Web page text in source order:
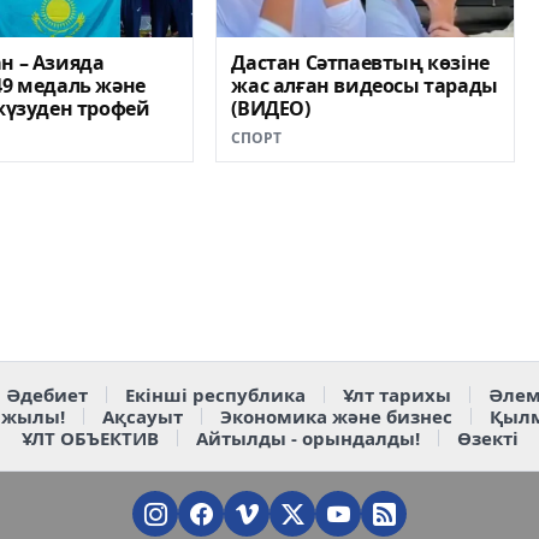
– Азияда
медаль жəне
трофей
Дастан Сәтпаевтың көзіне
жас алған видеосы тарады
(ВИДЕО)
СПОРТ
Әдебиет Екінші республика Ұлт тарихы
Ақсауыт Экономика және бизнес
ҰЛТ ОБЪЕКТИВ
Айтылды - орындалды! Өзекті